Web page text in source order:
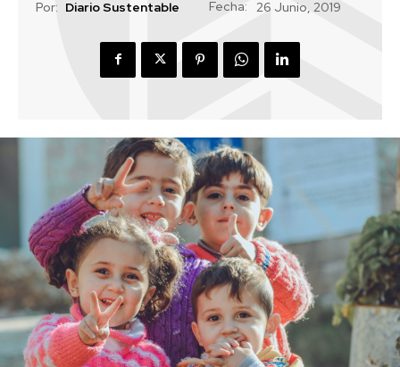
Por: Diario Sustentable Fecha: 26 Junio, 2019